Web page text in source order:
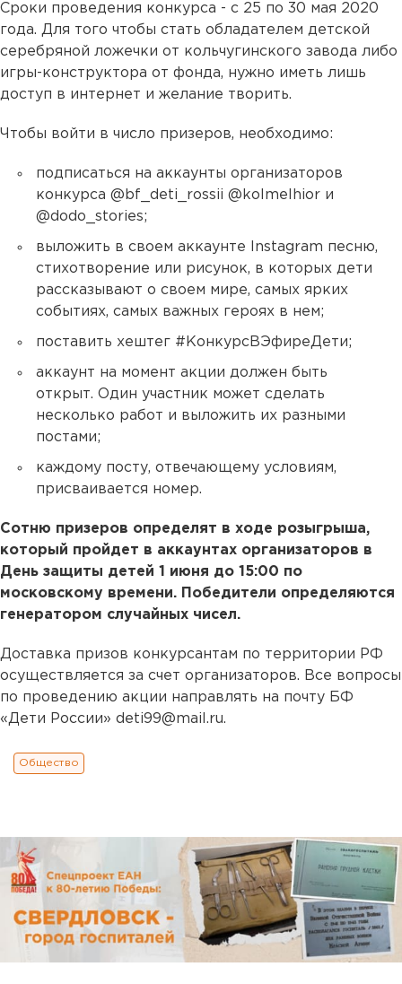
Сроки проведения конкурса - с 25 по 30 мая 2020
года. Для того чтобы стать обладателем детской
серебряной ложечки от кольчугинского завода либо
игры-конструктора от фонда, нужно иметь лишь
доступ в интернет и желание творить.
Чтобы войти в число призеров, необходимо:
подписаться на аккаунты организаторов
конкурса @bf_deti_rossii @kolmelhior и
@dodo_stories;
выложить в своем аккаунте Instagram песню,
стихотворение или рисунок, в которых дети
рассказывают о своем мире, самых ярких
событиях, самых важных героях в нем;
поставить хештег #КонкурсВЭфиреДети;
аккаунт на момент акции должен быть
открыт. Один участник может сделать
несколько работ и выложить их разными
постами;
каждому посту, отвечающему условиям,
присваивается номер.
Сотню призеров определят в ходе розыгрыша,
который пройдет в аккаунтах организаторов в
День защиты детей 1 июня до 15:00 по
московскому времени. Победители определяются
генератором случайных чисел.
Доставка призов конкурсантам по территории РФ
осуществляется за счет организаторов. Все вопросы
по проведению акции направлять на почту БФ
«Дети России» deti99@mail.ru.
Общество